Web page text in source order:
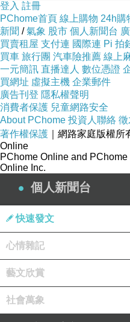
或許有人會問：他上
嗎？如果他只能在晚
個學分，那他能在規
系對他有什麼用？事
想追求「瞭解歷史」
想，必須受到「白天
「畢業後有什麼用」
教育部不再對大學文
發展出適合這種人的教
這也就是沈恩所指出
與市場交易的自由」
加以捍衛的價值。經
但是經濟學家也明確
本進行投資，也是重
登入 註冊
PChome首頁 線上購物 24h購
新聞 /氣象 股市 個人新聞台
買賣租屋 支付連 國際連 Pi 拍
買車 旅行團 汽車險推薦 線上
一元簡訊 直播達人 數位憑證
買網址 虛擬主機 企業郵件
廣告刊登 隱私權聲明
消費者保護 兒童網路安全
About PChome 投資人聯絡 徵
著作權保護 ｜網路家庭版權所
Online
PChome Online and
Online Inc.
個人新聞台
快速發文
心情雜記
藝文欣賞
社會萬象